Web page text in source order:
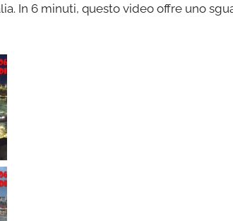
In 6 minuti, questo video offre uno